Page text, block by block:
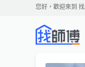
您好，歡迎來到